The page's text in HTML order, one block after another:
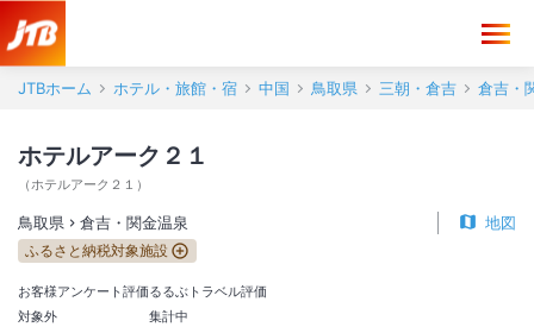
JTBホーム ホテル・旅館・宿 中国 鳥取県 三朝・倉吉 倉吉・
ホテルアーク２１
（ホテルアーク２１ ）
鳥取県 倉吉・関金温泉 地図
ふるさと納税対象施設
お客様アンケート評価
対象外
るるぶトラベル評価
集計中